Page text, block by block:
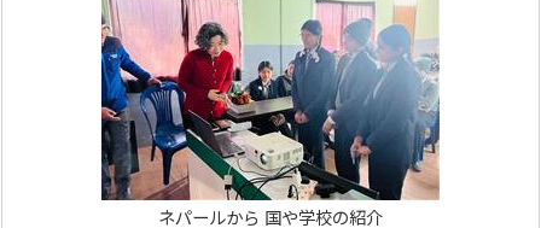
ネパールから 国や学校の紹介